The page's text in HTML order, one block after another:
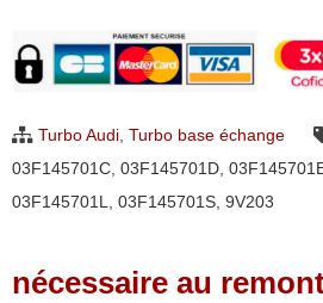
Audi
A1,
1.2
03F145701B,
Turbo Audi Turbo base échange
03F145701C 03F145701D
03F145701L
03F145701S 9V203
nécessaire au